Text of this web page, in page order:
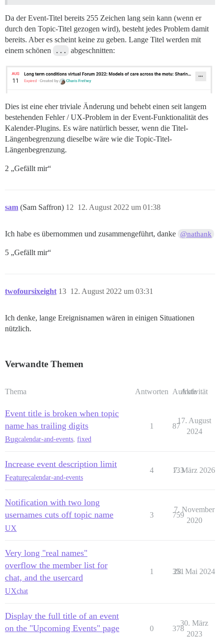
Da der Event-Titel bereits 255 Zeichen lang sein kann (wenn er
durch den Topic-Titel gezogen wird), besteht jedes Problem damit
bereits. Aber es scheint keine zu geben. Lange Titel werden mit
einem schönen
... abgeschnitten:
Dies ist eine eher triviale Änderung und behebt einen seit langem
bestehenden Fehler / UX-Problem in der Event-Funktionalität des
Kalender-Plugins. Es wäre natürlich besser, wenn die Titel-
Längenbegrenzung dieselbe wäre wie die Topic-Titel-
Längenbegrenzung.
2 „Gefällt mir“
sam (Sam Saffron) 12. August 2022 um 01:38
12
Ich habe es übernommen und zusammengeführt, danke @nathank
5 „Gefällt mir“
twofoursixeight 12. August 2022 um 03:31
13
Ich denke, lange Ereignisnamen wären in einigen Situationen
nützlich.
Verwandte Themen
Thema Antworten Aufrufe
Aktivität
Event title is broken when topic
name has trailing digits
Bugcalendar-and-events, fixed
1 87
17. August
2024
Increase event description limit
Featurecalendar-and-events
4 133
7. März 2026
Notification with two long
usernames cuts off topic name
UX
3 759
7. November
2020
Very long "real names"
overflow the member list for
chat, and the usercard
UXchat
1 351
28. Mai 2024
Display the full title of an event
on the "Upcoming Events" page
0 378
30. März
2023